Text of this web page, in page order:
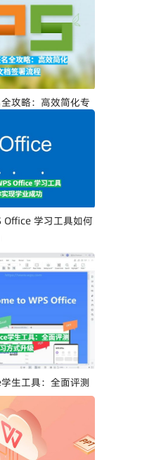
攻略：高效简化专
Office 学习工具如何
生工具：全面评测